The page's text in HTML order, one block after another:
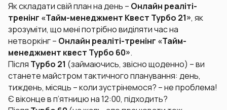
Як складати свій план на день – Онлайн реаліті-
тренінг «Тайм-менеджмент Квест Турбо 21», як
зрозуміти, що мені потрібно виділяти час на
нетворкінг – Онлайн реаліті-тренінг «Тайм-
менеджмент квест Турбо 60».
Після Турбо 21 (займаючись, звісно щоденно) – ви
станете майстром тактичного планування: день,
тиждень, місяць – коли зустрінемося? – не проблема!
Є віконце в п’ятницю на 12:00, підходить?